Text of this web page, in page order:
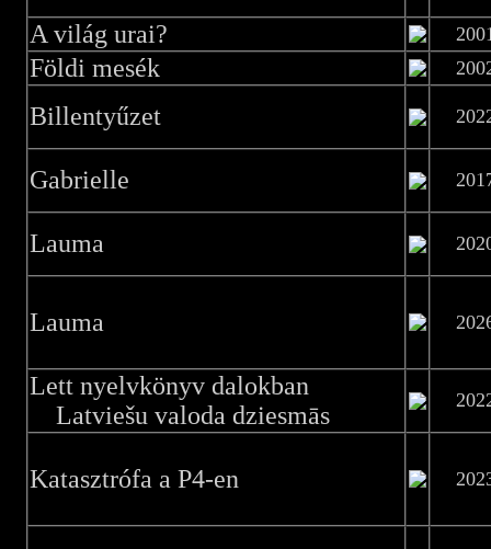
A világ urai?
Földi mesék
Billentyűzet
Gabrielle
Lauma
Lauma
Lett nyelvkönyv dalokban
Latviešu valoda dziesmās
Katasztrófa a P4-en